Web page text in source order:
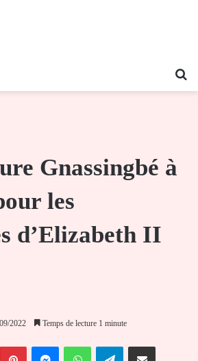
Gnassingbé à
les
d’Elizabeth II
2022 Temps de lecture 1 minute
PinterestMessengerWhatsAppTelegramPartager par email